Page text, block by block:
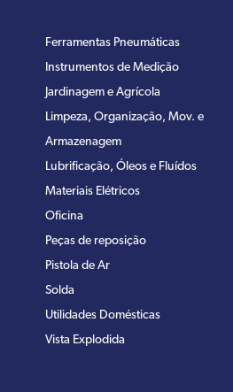
Ferramentas Pneumáticas
Instrumentos de Medição
Jardinagem e Agrícola
Limpeza, Organização, Mov. e
Armazenagem
Lubrificação, Óleos e Fluídos
Materiais Elétricos
Oficina
Peças de reposição
Pistola de Ar
Solda
Utilidades Domésticas
Vista Explodida